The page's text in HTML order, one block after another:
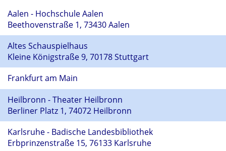
Aalen - Hochschule Aalen
Beethovenstraße 1, 73430 Aalen
Altes Schauspielhaus
Kleine Königstraße 9, 70178 Stuttgart
Frankfurt am Main
Heilbronn - Theater Heilbronn
Berliner Platz 1, 74072 Heilbronn
Karlsruhe - Badische Landesbibliothek
Erbprinzenstraße 15, 76133 Karlsruhe